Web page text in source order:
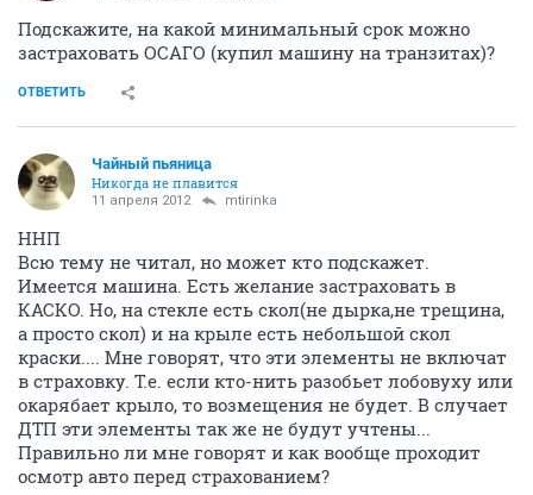
Подскажите, на какой минимальный срок можно
застраховать ОСАГО (купил машину на транзитах)?
ОТВЕТИТЬ
Чайный пьяница
Никогда не плавится
11 апреля 2012 mtirinka
ННП
Всю тему не читал, но может кто подскажет.
Имеется машина. Есть желание застраховать в
КАСКО. Но, на стекле есть скол(не дырка,не трещина,
а просто скол) и на крыле есть небольшой скол
краски.... Мне говорят, что эти элементы не включат
в страховку. Т.е. если кто-нить разобьет лобовуху или
окарябает крыло, то возмещения не будет. В случает
ДТП эти элементы так же не будут учтены...
Правильно ли мне говорят и как вообще проходит
осмотр авто перед страхованием?